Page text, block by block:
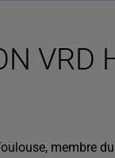
VRD
membre